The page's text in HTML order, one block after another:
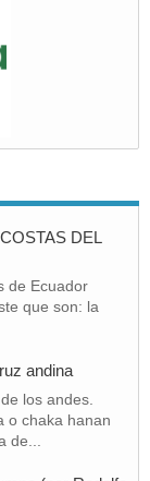
DEL
de Ecuador
que son: la
andina
los andes.
o chaka hanan
de...